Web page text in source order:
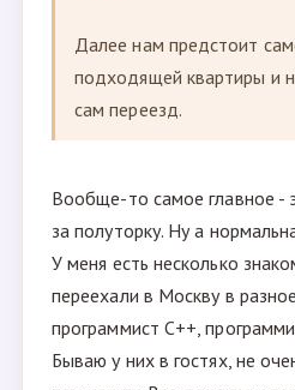
Далее нам предстоит
подходящей квартиры и
сам переезд.
Вообще-то самое главное -
за полуторку. Ну а
У меня есть несколько
переехали в Москву в
программист C++,
Бываю у них в гостях, не